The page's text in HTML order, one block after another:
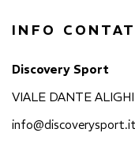
INFO
Discovery Sport
VIALE DANTE
info@discoverysport.it